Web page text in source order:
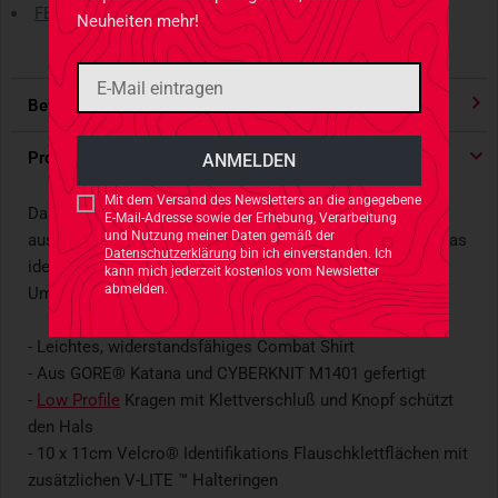
Neuheiten mehr!
Mit dem Versand des Newsletters an die angegebene
E-Mail-Adresse sowie der Erhebung, Verarbeitung
und Nutzung meiner Daten gemäß der
Datenschutzerklärungbin ich einverstanden. Ich
kann mich jederzeit kostenlos vom Newsletter
abmelden.
FELDPOST Lieferungen
Bewertungen
Produktdetails
Das Arc´teryx Recce Shirt LT in MultiCam ist ein leichtes
aus No melt/No drip-Material gefertigtes Combat Shirt, das
ideal für Einsatzszenarien in trockenen und tropischen
Umgebungen ist.
- Leichtes, widerstandsfähiges Combat Shirt
- Aus GORE® Katana und CYBERKNIT M1401 gefertigt
- Low Profile Kragen mit Klettverschluß und Knopf schützt
den Hals
- 10 x 11cm Velcro® Identifikations Flauschklettflächen mit
zusätzlichen V-LITE ™ Halteringen